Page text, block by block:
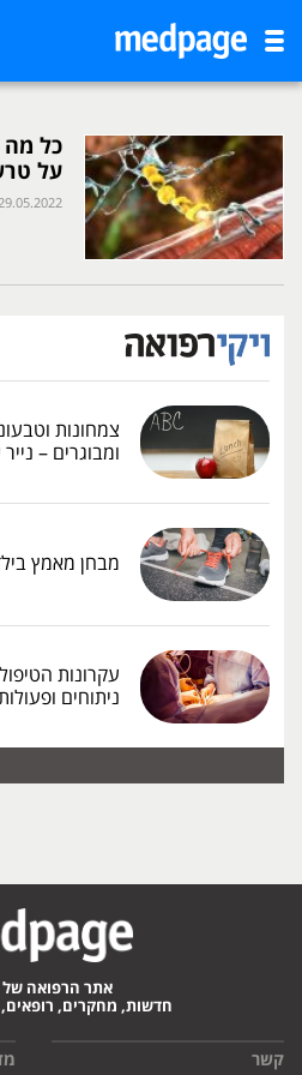
כל
על
צמחונות
ומבוגרים –
מבחן מאמץ
עקרונות
ניתוחים
אתר הרפואה של
חדשות, מחקרים,
קשר